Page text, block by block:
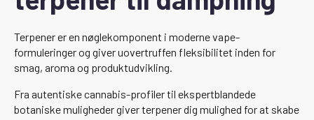
Terpener er en nøglekomponent i moderne vape-
formuleringer og giver uovertruffen fleksibilitet inden for
smag, aroma og produktudvikling.
Fra autentiske cannabis-profiler til ekspertblandede
botaniske muligheder giver terpener dig mulighed for at skabe